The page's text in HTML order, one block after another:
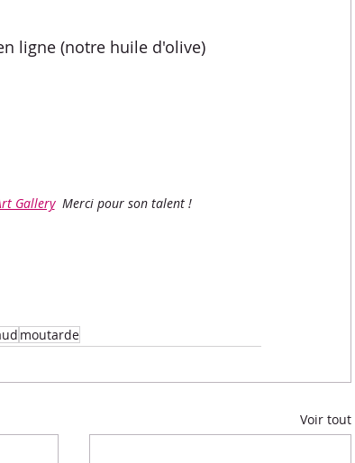
ligne (notre huile d'olive)
Gallery Merci pour son talent !
moutarde
Voir tout